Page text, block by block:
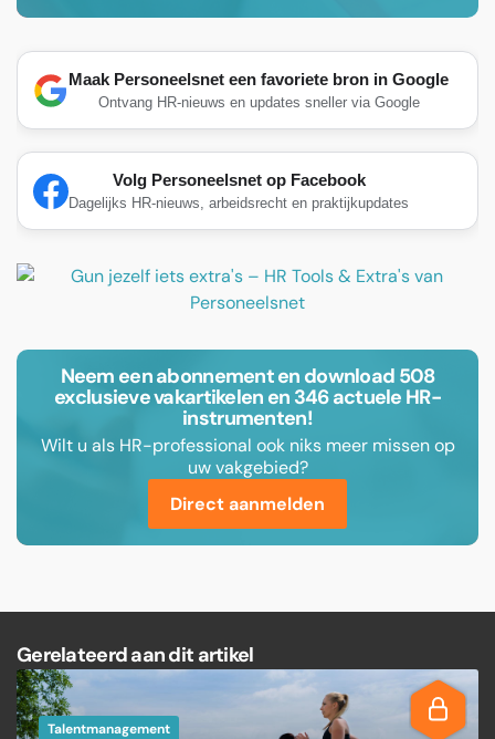
Maak Personeelsnet een favoriete bron in Google
Ontvang HR-nieuws en updates sneller via Google
Volg Personeelsnet op Facebook
Dagelijks HR-nieuws, arbeidsrecht en praktijkupdates
Neem een abonnement en download 508
exclusieve vakartikelen en 346 actuele HR-
instrumenten!
Wilt u als HR-professional ook niks meer missen op
uw vakgebied?
Direct aanmelden
Gerelateerd aan dit artikel
Talentmanagement